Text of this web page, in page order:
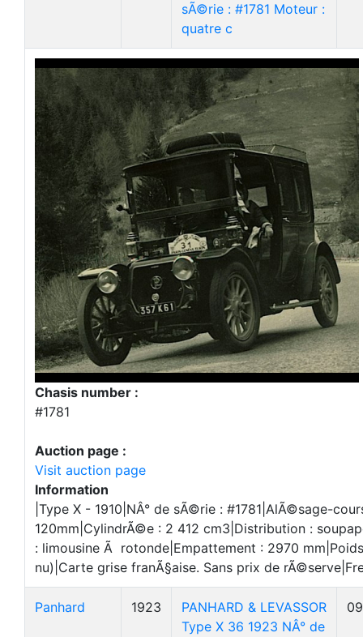
sÃ©rie : #1781 Moteur :
quatre c
Chasis number :
#1781
Auction page :
Visit auction page
Information
|Type X - 1910|NÂ° de sÃ©rie : #1781|AlÃ©sage-
120mm|CylindrÃ©e : 2 412 cm3|Distribution :
: limousine Ã rotonde|Empattement : 2970
nu)|Carte grise franÃ§aise. Sans prix de
Panhard 1923
PANHARD & LEVASSOR
Type X 36 1923 NÂ° de